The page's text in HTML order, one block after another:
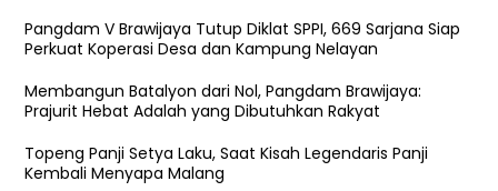
Pangdam V Brawijaya Tutup Diklat SPPI, 669 Sarjana Siap
Perkuat Koperasi Desa dan Kampung Nelayan
Membangun Batalyon dari Nol, Pangdam Brawijaya:
Prajurit Hebat Adalah yang Dibutuhkan Rakyat
Topeng Panji Setya Laku, Saat Kisah Legendaris Panji
Kembali Menyapa Malang